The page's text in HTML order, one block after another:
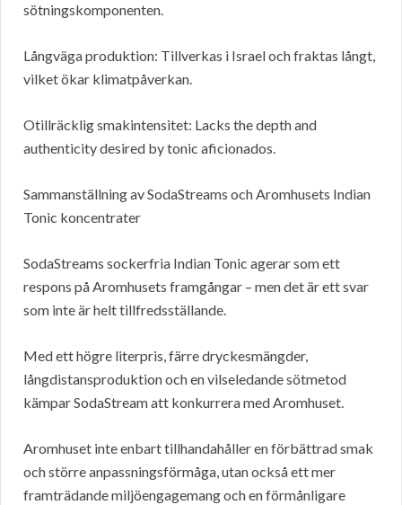
sötningskomponenten.
Långväga produktion: Tillverkas i Israel och fraktas långt,
vilket ökar klimatpåverkan.
Otillräcklig smakintensitet: Lacks the depth and
authenticity desired by tonic aficionados.
Sammanställning av SodaStreams och Aromhusets Indian
Tonic koncentrater
SodaStreams sockerfria Indian Tonic agerar som ett
respons på Aromhusets framgångar – men det är ett svar
som inte är helt tillfredsställande.
Med ett högre literpris, färre dryckesmängder,
långdistansproduktion och en vilseledande sötmetod
kämpar SodaStream att konkurrera med Aromhuset.
Aromhuset inte enbart tillhandahåller en förbättrad smak
och större anpassningsförmåga, utan också ett mer
framträdande miljöengagemang och en förmånligare